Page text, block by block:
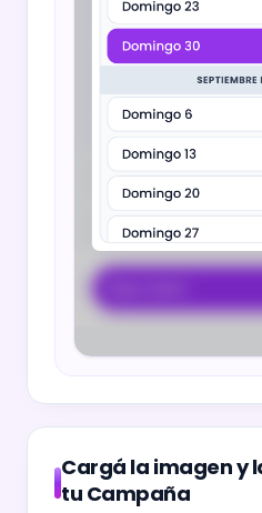
Cargá la imagen y
tu Campaña